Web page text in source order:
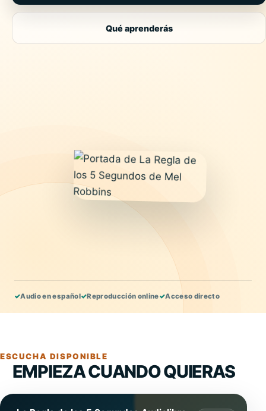
Qué aprenderás
✓Audio en español✓Reproducción online✓Acceso directo
ESCUCHA DISPONIBLE
EMPIEZA CUANDO QUIERAS